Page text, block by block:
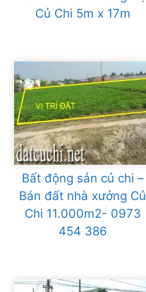
Củ Chi 5m x 17m
Bất động sản củ chi –
Bán đất nhà xưởng Củ
Chi 11.000m2- 0973
454 386